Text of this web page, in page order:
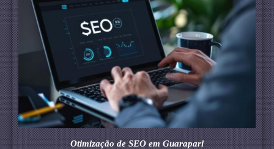
Otimização de SEO em Guarapari